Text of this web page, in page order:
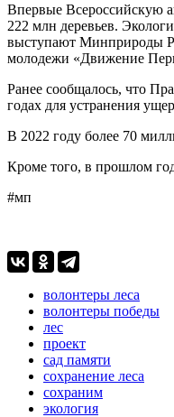
Впервые Всероссийскую
222 млн деревьев.
выступают Минприроды
молодежи «Движение
Ранее сообщалось, что
годах для устранения
В 2022 году более 70
Кроме того, в прошлом
#мп
волонтеры леса
волонтеры победы
лес
проект
сад памяти
сохранение леса
сохраним
экология